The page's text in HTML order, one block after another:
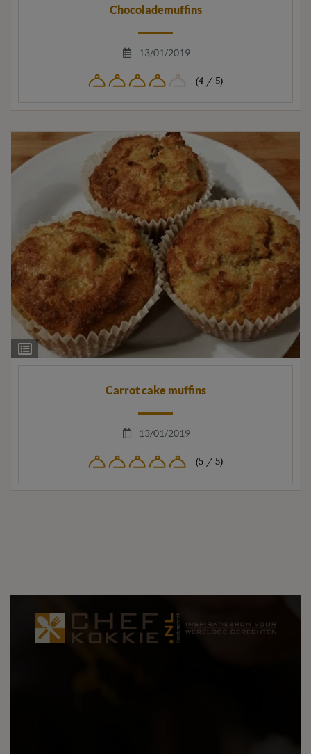
Chocolademuffins
13/01/2019
(4 / 5)
Ingrediëntenlijst
Carrot cake muffins
13/01/2019
(5 / 5)